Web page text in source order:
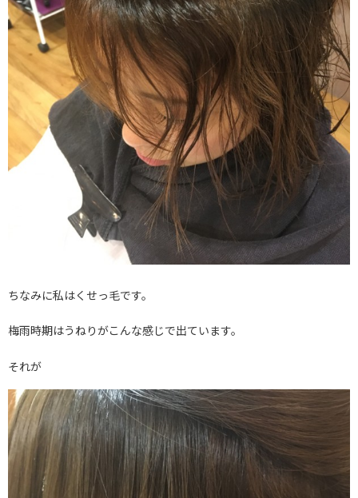
ちなみに私はくせっ毛です。
梅雨時期はうねりがこんな感じで出ています。
それが